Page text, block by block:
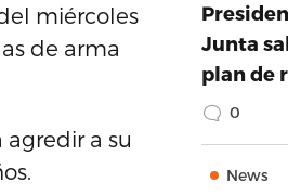
miércoles
de arma
a su
Junta
plan de
0
News